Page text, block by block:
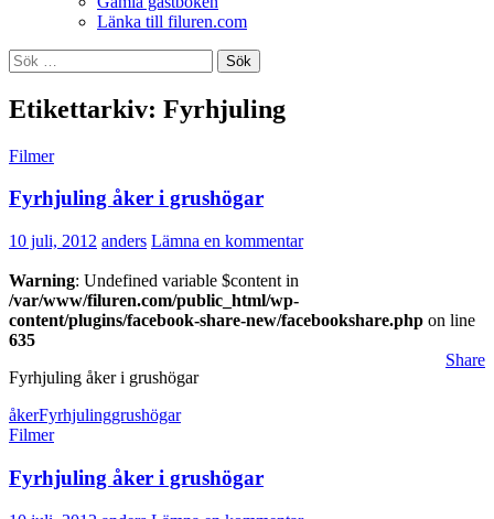
Länka till filuren.com
Sök
efter:
Etikettarkiv: Fyrhjuling
Filmer
Fyrhjuling åker i grushögar
10 juli, 2012 anders Lämna en kommentar
Warning: Undefined variable $content in
/var/www/filuren.com/public_html/wp-
content/plugins/facebook-share-new/facebookshare.php on line
635
Share
Fyrhjuling åker i grushögar
åkerFyrhjulinggrushögar
Filmer
Fyrhjuling åker i grushögar